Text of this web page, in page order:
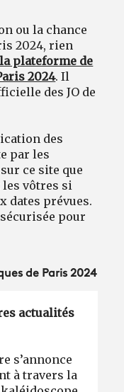
ou la chance
2024, rien
plateforme de
2024. Il
des JO de
des
par les
ce site que
vôtres si
dates prévues.
pour
de Paris 2024
actualités
s’annonce
à travers la